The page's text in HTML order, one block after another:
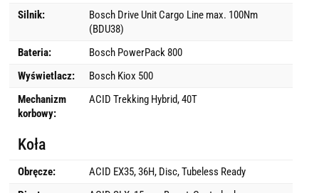
Silnik:
Bosch Drive Unit Cargo Line max. 100Nm
(BDU38)
Bateria:
Bosch PowerPack 800
Wyświetlacz:
Bosch Kiox 500
Mechanizm
korbowy:
ACID Trekking Hybrid, 40T
Koła
Obręcze:
ACID EX35, 36H, Disc, Tubeless Ready